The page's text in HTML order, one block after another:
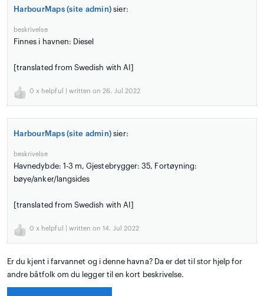
HarbourMaps (site admin) sier:
beskrivelse
Finnes i havnen: Diesel
[translated from Swedish with AI]
0 x helpful | written on 26. Jul 2022
HarbourMaps (site admin) sier:
beskrivelse
Havnedybde: 1-3 m, Gjestebrygger: 35, Fortøyning:
bøye/anker/langsides
[translated from Swedish with AI]
0 x helpful | written on 14. Jul 2022
Er du kjent i farvannet og i denne havna? Da er det til stor hjelp for
andre båtfolk om du legger til en kort beskrivelse.